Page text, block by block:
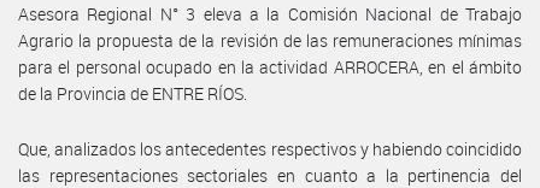
Asesora Regional N° 3 eleva a la Comisión Nacional de Trabajo
Agrario la propuesta de la revisión de las remuneraciones mínimas
para el personal ocupado en la actividad ARROCERA, en el ámbito
de la Provincia de ENTRE RÍOS.
Que, analizados los antecedentes respectivos y habiendo coincidido
las representaciones sectoriales en cuanto a la pertinencia del